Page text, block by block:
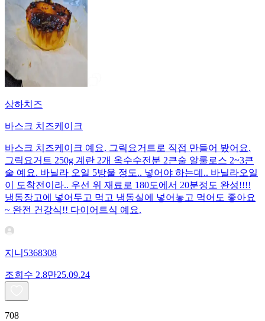
상하치즈
바스크 치즈케이크
바스크 치즈케이크 예요. 그릭요거트로 직접 만들어 봤어요.
그릭요거트 250g 계란 2개 옥수수전분 2큰술 알룰로스 2~3큰
술 예요. 바닐라 오일 5방울 정도.. 넣어야 하는데.. 바닐라오일
이 도착전이라.. 우선 위 재료로 180도에서 20분정도 완성!!!!
냉동장고에 넣어두고 먹고 냉동실에 넣어놓고 먹어도 좋아요
~ 완전 건강식!! 다이어트식 예요.
지니5368308
조회수 2.8만25.09.24
708